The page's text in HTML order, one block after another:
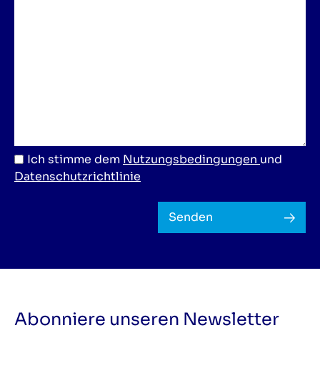
Ich stimme dem Nutzungsbedingungen und
Datenschutzrichtlinie
Senden
Abonniere unseren Newsletter